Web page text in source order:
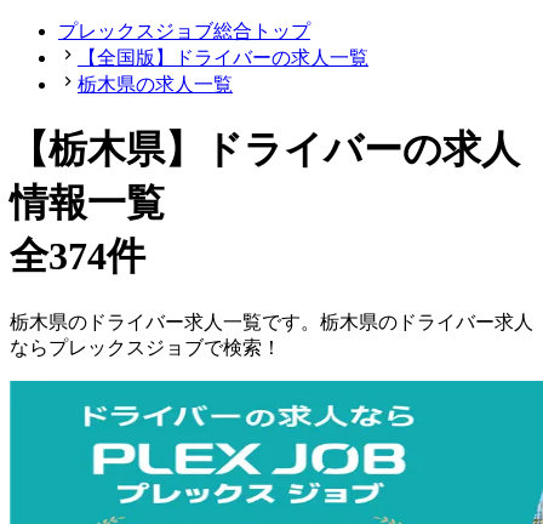
プレックスジョブ総合トップ
【全国版】ドライバーの求人一覧
栃木県の求人一覧
【栃木県】
ドライバーの求人
情報一覧
全374件
栃木県の ドライバー求人一覧です。 栃木県の ドライバー求人
ならプレックスジョブで検索！